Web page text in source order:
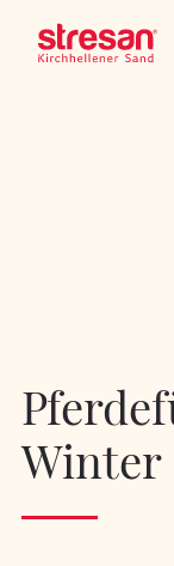
Winter